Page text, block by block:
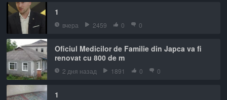
1
вчера 2459 0 0
Oficiul Medicilor de Familie din Japca va fi
renovat cu 800 de m
2 дня назад 1891 0 0
1